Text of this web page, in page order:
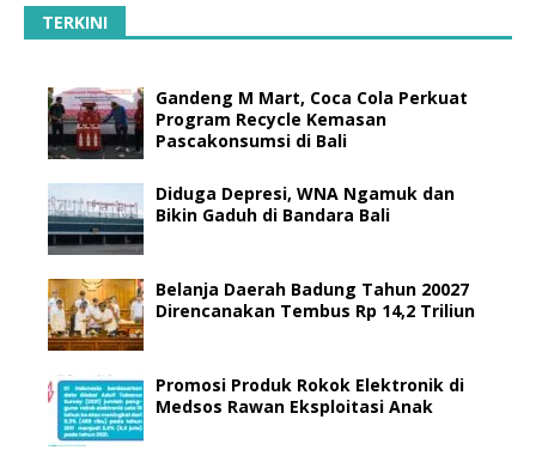
TERKINI
Gandeng M Mart, Coca Cola Perkuat
Program Recycle Kemasan
Pascakonsumsi di Bali
Diduga Depresi, WNA Ngamuk dan
Bikin Gaduh di Bandara Bali
Belanja Daerah Badung Tahun 20027
Direncanakan Tembus Rp 14,2 Triliun
Promosi Produk Rokok Elektronik di
Medsos Rawan Eksploitasi Anak